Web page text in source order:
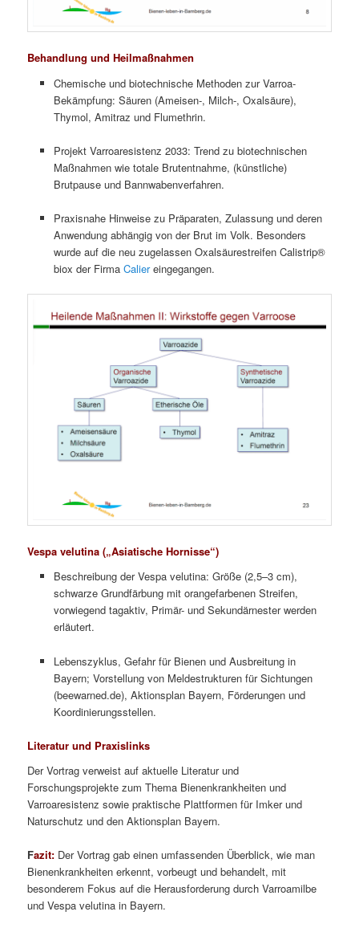
Behandlung und Heilmaßnahmen
Chemische und biotechnische Methoden zur Varroa-
Bekämpfung: Säuren (Ameisen-, Milch-, Oxalsäure),
Thymol, Amitraz und Flumethrin.
Projekt Varroaresistenz 2033: Trend zu biotechnischen
Maßnahmen wie totale Brutentnahme, (künstliche)
Brutpause und Bannwabenverfahren.
Praxisnahe Hinweise zu Präparaten, Zulassung und deren
Anwendung abhängig von der Brut im Volk. Besonders
wurde auf die neu zugelassen Oxalsäurestreifen Calistrip®
biox der Firma Caliereingegangen.
Vespa velutina („Asiatische Hornisse“)
Beschreibung der Vespa velutina: Größe (2,5–3 cm),
schwarze Grundfärbung mit orangefarbenen Streifen,
vorwiegend tagaktiv, Primär- und Sekundärnester werden
erläutert.
Lebenszyklus, Gefahr für Bienen und Ausbreitung in
Bayern; Vorstellung von Meldestrukturen für Sichtungen
(beewarned.de), Aktionsplan Bayern, Förderungen und
Koordinierungsstellen.
Literatur und Praxislinks
Der Vortrag verweist auf aktuelle Literatur und
Forschungsprojekte zum Thema Bienenkrankheiten und
Varroaresistenz sowie praktische Plattformen für Imker und
Naturschutz und den Aktionsplan Bayern.
Fazit: Der Vortrag gab einen umfassenden Überblick, wie man
Bienenkrankheiten erkennt, vorbeugt und behandelt, mit
besonderem Fokus auf die Herausforderung durch Varroamilbe
und Vespa velutina in Bayern.